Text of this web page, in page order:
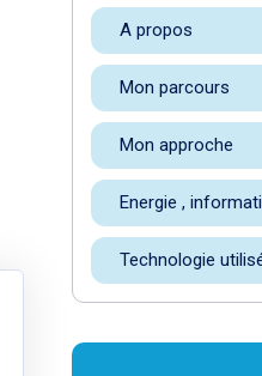
A propos
Mon parcours
Mon approche
Energie ,
Technologie